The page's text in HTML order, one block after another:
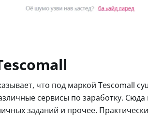
что под маркой Tescomall
сервисы по заработку. Сюда
заданий и прочее.